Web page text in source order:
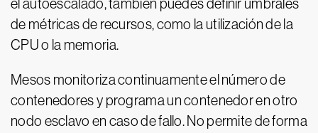
el autoescalado, también puedes definir umbrales
de métricas de recursos, como la utilización de la
CPU o la memoria.
Mesos monitoriza continuamente el número de
contenedores y programa un contenedor en otro
nodo esclavo en caso de fallo. No permite de forma